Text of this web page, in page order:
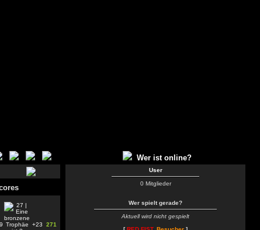
9 +23 271
Wer ist online?
User
0 Mitglieder
Wer spielt gerade?
Aktuell wird nicht gespielt